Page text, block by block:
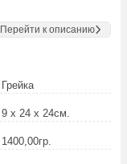
Перейти к описанию
Грейка
9 х 24 х 24см.
1400,00гр.